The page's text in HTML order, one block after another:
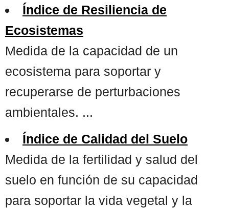
Índice de Resiliencia de
Ecosistemas
Medida de la capacidad de un
ecosistema para soportar y
recuperarse de perturbaciones
ambientales. ...
Índice de Calidad del Suelo
Medida de la fertilidad y salud del
suelo en función de su capacidad
para soportar la vida vegetal y la